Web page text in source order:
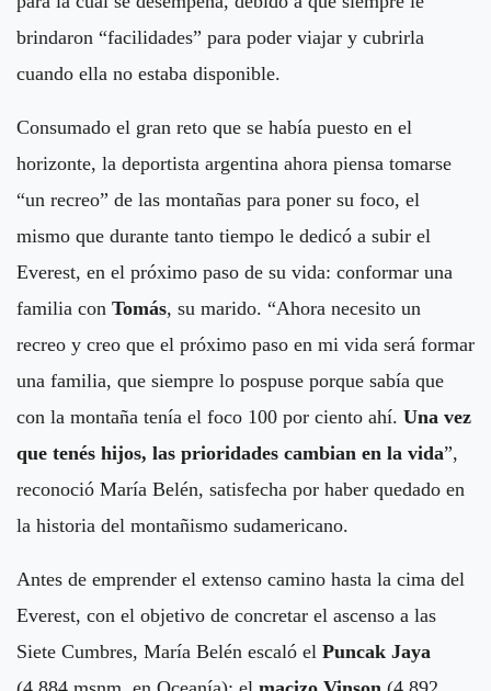
brindaron “facilidades” para poder viajar y cubrirla
cuando ella no estaba disponible.
Consumado el gran reto que se había puesto en el
horizonte, la deportista argentina ahora piensa tomarse
“un recreo” de las montañas para poner su foco, el
mismo que durante tanto tiempo le dedicó a subir el
Everest, en el próximo paso de su vida: conformar una
familia con Tomás, su marido. “Ahora necesito un
recreo y creo que el próximo paso en mi vida será formar
una familia, que siempre lo pospuse porque sabía que
con la montaña tenía el foco 100 por ciento ahí. Una vez
que tenés hijos, las prioridades cambian en la vida”,
reconoció María Belén, satisfecha por haber quedado en
la historia del montañismo sudamericano.
Antes de emprender el extenso camino hasta la cima del
Everest, con el objetivo de concretar el ascenso a las
Siete Cumbres, María Belén escaló el Puncak Jaya